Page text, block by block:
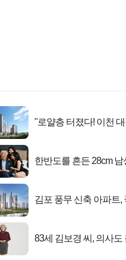
"로얄층 터졌다! 이천
한반도를 흔든 28cm 남
김포 풍무 신축 아파트,
83세 김보경 씨, 의사도